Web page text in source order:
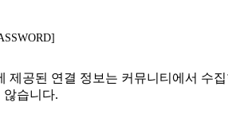
제공된 연결 정보는 커뮤니티에서
않습니다.